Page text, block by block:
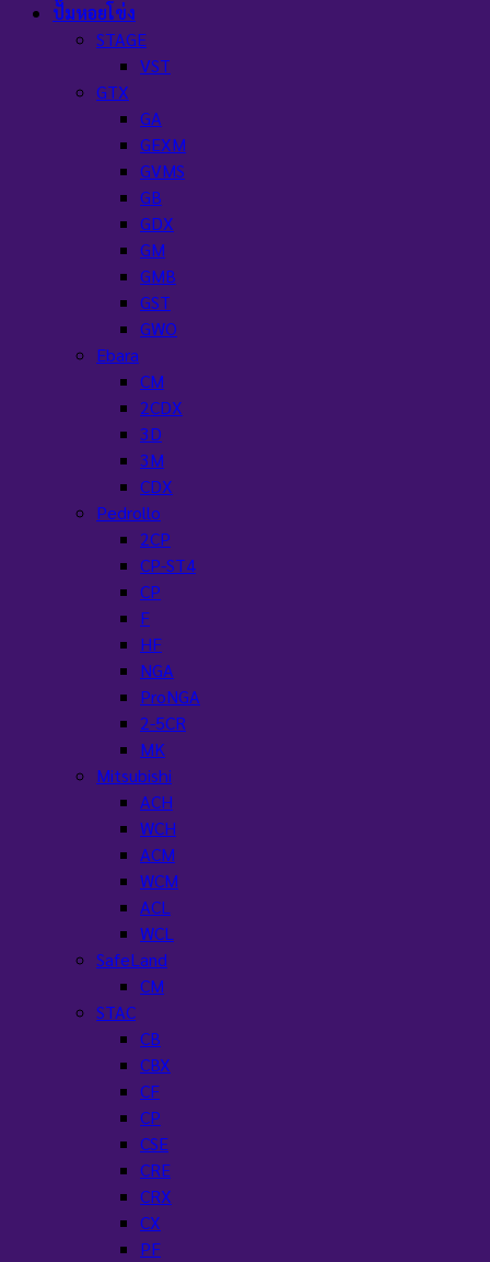
ปั๊มหอยโข่ง
STAGE
VST
GTX
GA
GEXM
GVMS
GB
GDX
GM
GMB
GST
GWO
Ebara
CM
2CDX
3D
3M
CDX
Pedrollo
2CP
CP-ST4
CP
F
HF
NGA
ProNGA
2-5CR
MK
Mitsubishi
ACH
WCH
ACM
WCM
ACL
WCL
SafeLand
CM
STAC
CB
CBX
CF
CP
CSE
CRE
CRX
CX
PF